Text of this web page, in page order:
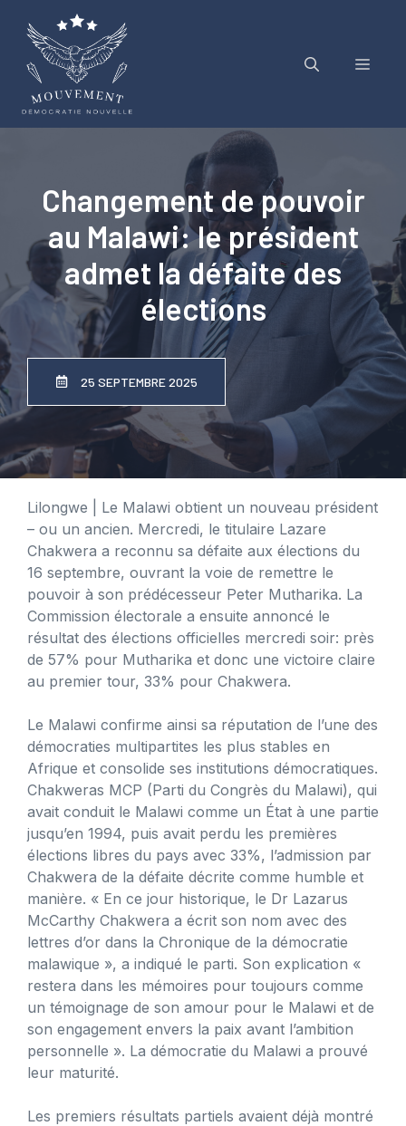
contenu
Menu
Changement de pouvoir
au Malawi: le président
admet la défaite des
élections
25 SEPTEMBRE 2025
Lilongwe
| Le Malawi obtient un nouveau président
– ou un ancien. Mercredi, le titulaire Lazare
Chakwera a reconnu sa défaite aux élections du
16 septembre, ouvrant la voie de remettre le
pouvoir à son prédécesseur Peter Mutharika. La
Commission électorale a ensuite annoncé le
résultat des élections officielles mercredi soir: près
de 57% pour Mutharika et donc une victoire claire
au premier tour, 33% pour Chakwera.
Le Malawi confirme ainsi sa réputation de l’une des
démocraties multipartites les plus stables en
Afrique et consolide ses institutions démocratiques.
Chakweras MCP (Parti du Congrès du Malawi), qui
avait conduit le Malawi comme un État à une partie
jusqu’en 1994, puis avait perdu les premières
élections libres du pays avec 33%, l’admission par
Chakwera de la défaite décrite comme humble et
manière. « En ce jour historique, le Dr Lazarus
McCarthy Chakwera a écrit son nom avec des
lettres d’or dans la Chronique de la démocratie
malawique », a indiqué le parti. Son explication «
restera dans les mémoires pour toujours comme
un témoignage de son amour pour le Malawi et de
son engagement envers la paix avant l’ambition
personnelle ». La démocratie du Malawi a prouvé
leur maturité.
Les premiers résultats partiels avaient déjà montré